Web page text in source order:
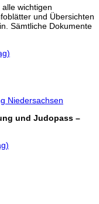
wichtigen
und Übersichten
Sämtliche Dokumente
Niedersachsen
und Judopass –